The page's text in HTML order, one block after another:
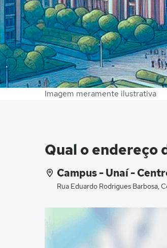
Imagem meramente ilustrativa
Qual o endereço
Campus - Unaí -
Rua Eduardo Rodrigues Barbosa,